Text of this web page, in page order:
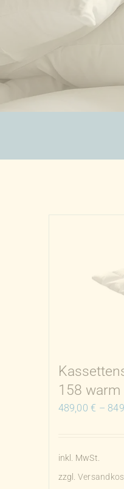
158 warm
489,00€ –
inkl. MwSt.
zzgl.